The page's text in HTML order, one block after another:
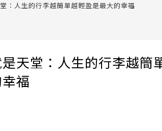
合併結果查詢
站同步暫停部分閱讀服務
：人生的行李越簡單越輕盈是最大的幸福
天堂：人生的行李越簡
福